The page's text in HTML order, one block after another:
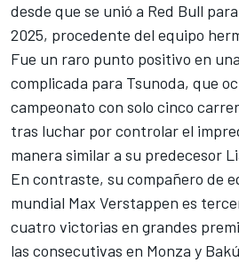
desde que se unió a Red Bull
2025, procedente del equipo
Fue un raro punto positivo en
complicada para Tsunoda, que
campeonato con solo cinco
tras luchar por controlar el
manera similar a su predecesor
En contraste, su compañero de
mundial Max Verstappen es
cuatro victorias en grandes
las consecutivas en Monza y